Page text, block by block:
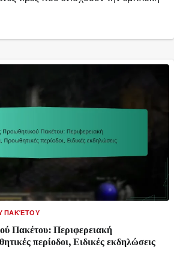
ΠΑΚΈΤΟΥ
Πακέτου: Περιφερειακή
περίοδοι, Ειδικές εκδηλώσεις